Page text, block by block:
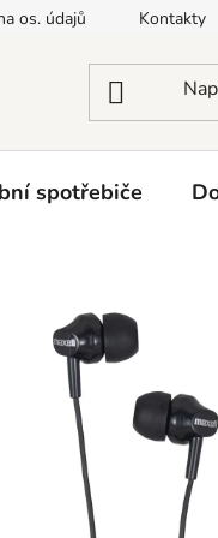
os. údajů Kontakty
spotřebiče